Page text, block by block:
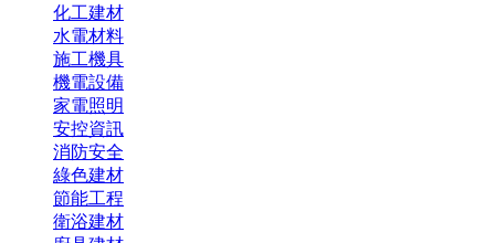
化工建材
水電材料
施工機具
機電設備
家電照明
安控資訊
消防安全
綠色建材
節能工程
衛浴建材